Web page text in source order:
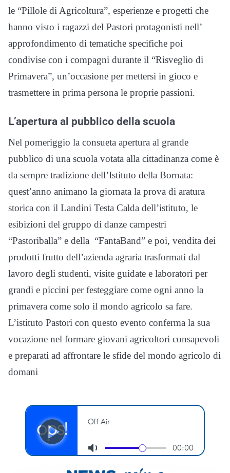
le “Pillole di Agricoltura”, esperienze e progetti che
hanno visto i ragazzi del Pastori protagonisti nell’
approfondimento di tematiche specifiche poi
condivise con i compagni durante il “Risveglio di
Primavera”, un’occasione per mettersi in gioco e
trasmettere in prima persona le proprie passioni.
L’apertura al pubblico della scuola
Nel pomeriggio la consueta apertura al grande
pubblico di una scuola votata alla cittadinanza come è
da sempre tradizione dell’Istituto della Bornata:
quest’anno animano la giornata la prova di aratura
storica con il Landini Testa Calda dell’istituto, le
esibizioni del gruppo di danze campestri
“Pastoriballa” e della “FantaBand” e poi, vendita dei
prodotti frutto dell’azienda agraria trasformati dal
lavoro degli studenti, visite guidate e laboratori per
grandi e piccini per festeggiare come ogni anno la
primavera come solo il mondo agricolo sa fare.
L’istituto Pastori con questo evento conferma la sua
vocazione nel formare giovani agricoltori consapevoli
e preparati ad affrontare le sfide del mondo agricolo di
domani